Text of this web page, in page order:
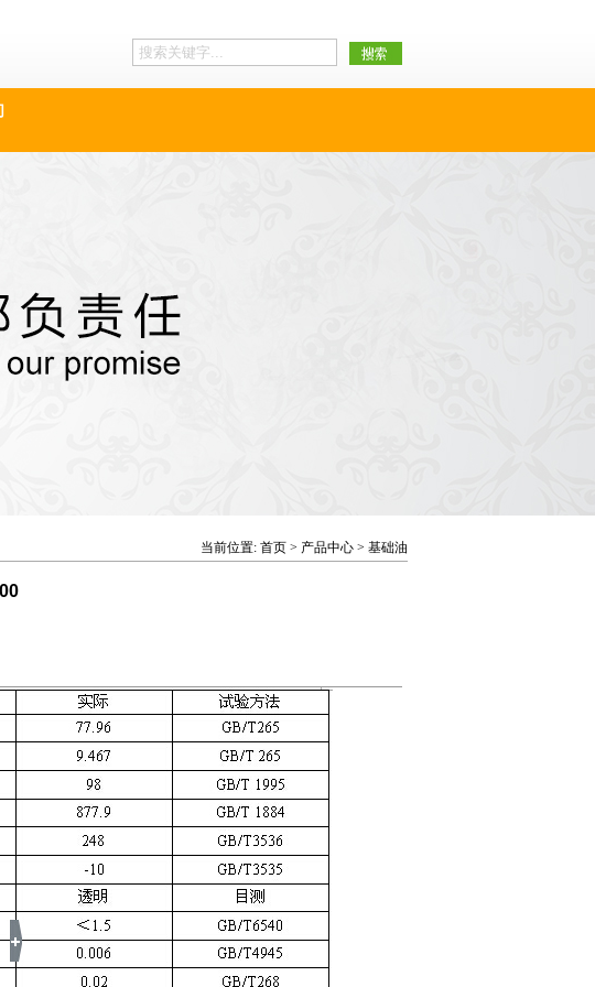
当前位置: 首页 > 产品中心 > 基础油